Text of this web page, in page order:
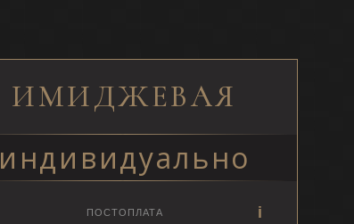
ИМИДЖЕВАЯ
индивидуально
ПОСТОПЛАТА